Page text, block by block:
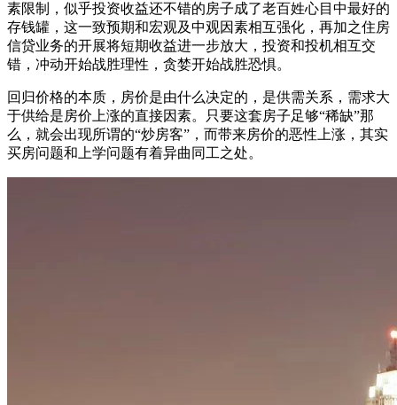
素限制，似乎投资收益还不错的房子成了老百姓心目中最好的
存钱罐，这一致预期和宏观及中观因素相互强化，再加之住房
信贷业务的开展将短期收益进一步放大，投资和投机相互交
错，冲动开始战胜理性，贪婪开始战胜恐惧。
回归价格的本质，房价是由什么决定的，是供需关系，需求大
于供给是房价上涨的直接因素。只要这套房子足够“稀缺”那
么，就会出现所谓的“炒房客”，而带来房价的恶性上涨，其实
买房问题和上学问题有着异曲同工之处。